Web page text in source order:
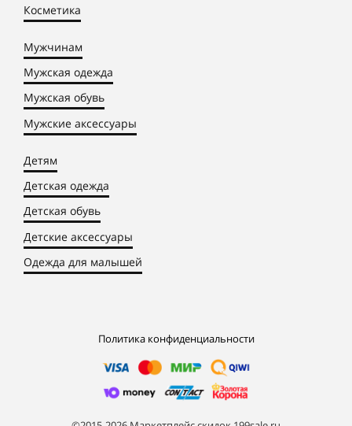
Косметика
Мужчинам
Мужская одежда
Мужская обувь
Мужские аксессуары
Детям
Детская одежда
Детская обувь
Детские аксессуары
Одежда для малышей
Политика конфиденциальности